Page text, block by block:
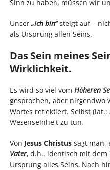
Sinn zu haben, müssen wir
Unser„Ich bin“ steigt auf –
als Ursprung allen Seins.
Das Sein meines
Wirklichkeit.
Es wird so viel vom Höheren
gesprochen, aber nirgendwo
Wortes reflektiert. Selbst (lat.:
Wesenseinheit zu tun.
Von Jesus Christus sagt man,
Vater, d.h.. identisch mit
Ursprung alles Seins. Nach